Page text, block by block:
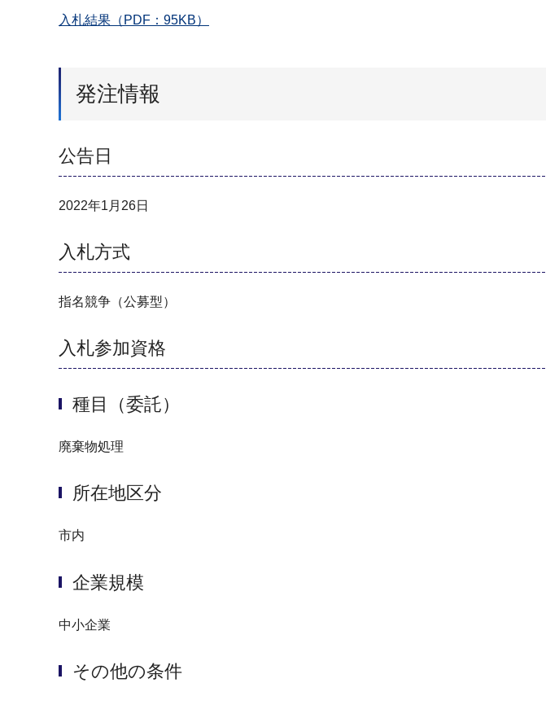
入札結果（PDF：95KB）
発注情報
公告日
2022年1月26日
入札方式
指名競争（公募型）
入札参加資格
種目（委託）
廃棄物処理
所在地区分
市内
企業規模
中小企業
その他の条件